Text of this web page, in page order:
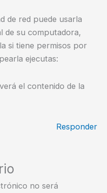
de red puede usarla
de su computadora,
si tiene permisos por
ejecutas:
el contenido de la
Responder
no será